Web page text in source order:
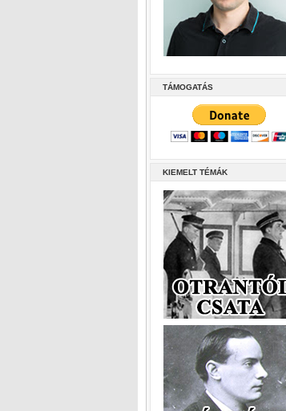
TÁMOGATÁS
KIEMELT TÉMÁK